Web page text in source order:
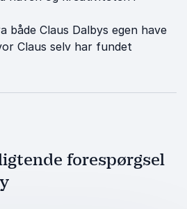
både Claus Dalbys egen have
Claus selv har fundet
forespørgsel